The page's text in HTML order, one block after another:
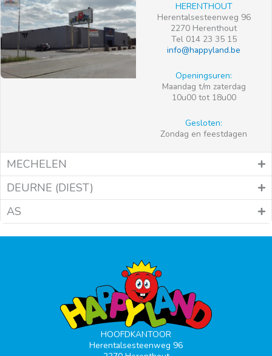
HERENTHOUT
Herentalsesteenweg 96
2270 Herenthout
Tel 014 23 35 15
info@happyland.be
Openingsuren:
Maandag t/m zaterdag
10u00 tot 18u00
Gesloten:
Zondag en feestdagen
MECHELEN
DEURNE (DIEST)
AS
HOOFDKANTOOR
Herentalsesteenweg 96